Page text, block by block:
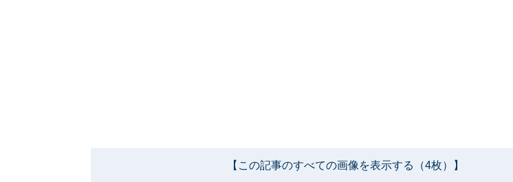
【この記事のすべての画像を表示する（4枚）】